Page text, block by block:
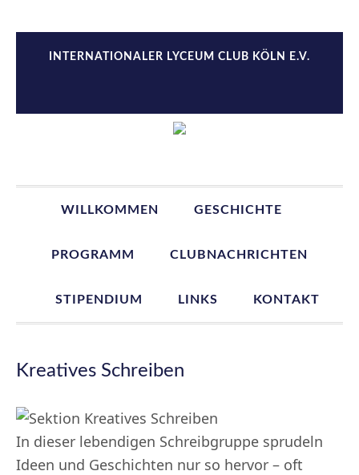
Hauptnavigation
springen
Inhalt
springen
Seitenspalte
springen
Fußzeile
springenINTERNATIONALER LYCEUM CLUB KÖLN E.V.
WILLKOMMEN GESCHICHTE
PROGRAMM CLUBNACHRICHTEN
STIPENDIUM LINKS KONTAKT
Kreatives Schreiben
In dieser lebendigen Schreibgruppe sprudeln
Ideen und Geschichten nur so hervor – oft